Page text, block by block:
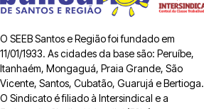
O SEEB Santos e Região foi fundado em
11/01/1933. As cidades da base são: Peruíbe,
Itanhaém, Mongaguá, Praia Grande, São
Vicente, Santos, Cubatão, Guarujá e Bertioga.
O Sindicato é filiado à Intersindical e a